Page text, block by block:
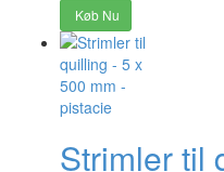
Køb Nu
Strimler til